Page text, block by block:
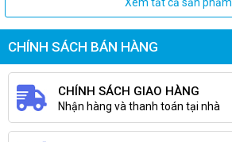
CHÍNH SÁCH BÁN HÀNG
CHÍNH SÁCH GIAO HÀNG
Nhận hàng và thanh toán tại nhà